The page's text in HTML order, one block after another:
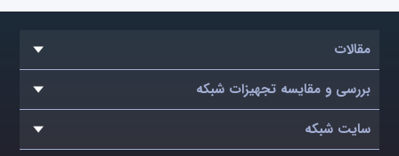
مقالات
بررسی و مقایسه تجهیزات شبکه
سایت شبکه